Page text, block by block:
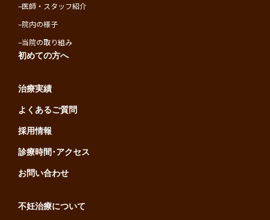
–医師・スタッフ紹介
–院内の様子
–当院の取り組み
初めての方へ
治療実績
よくあるご質問
採用情報
診療時間･アクセス
お問い合わせ
不妊治療について